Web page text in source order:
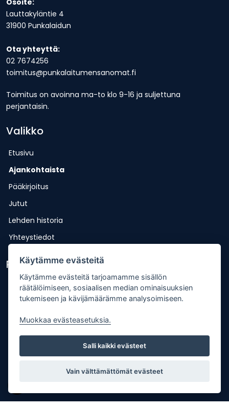
Osoite:
Lauttakyläntie 4
31900 Punkalaidun
Ota yhteyttä:
02 7674256
toimitus@punkalaitumensanomat.fi
Toimitus on avoinna ma-to klo 9-16 ja suljettuna
perjantaisin.
Valikko
Etusivu
Ajankohtaista
Pääkirjoitus
Jutut
Lehden historia
Yhteystiedot
Pikalinkit
Lähetä uutisvinkki
Kopiointiohje
Mediakortti
Tilaa lehti
Osoitteenmuutos
Käytämme evästeitä
Käytämme evästeitä tarjoamamme sisällön
räätälöimiseen, sosiaalisen median ominaisuuksien
tukemiseen ja kävijämäärämme analysoimiseen.
Muokkaa evästeasetuksia.
Salli kaikki evästeet
Vain välttämättömät evästeet